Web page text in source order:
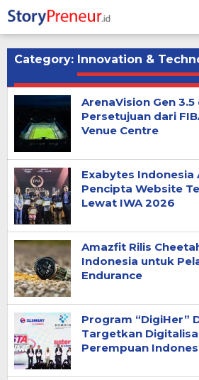
to
content
Category: Innovation &
ArenaVision Gen
Persetujuan dari
Venue Centre
Exabytes Indonesia
Pencipta Website
Lewat IWA 2026
Amazfit Rilis
Indonesia untuk
Endurance
Program “DigiHer”
Targetkan
Perempuan